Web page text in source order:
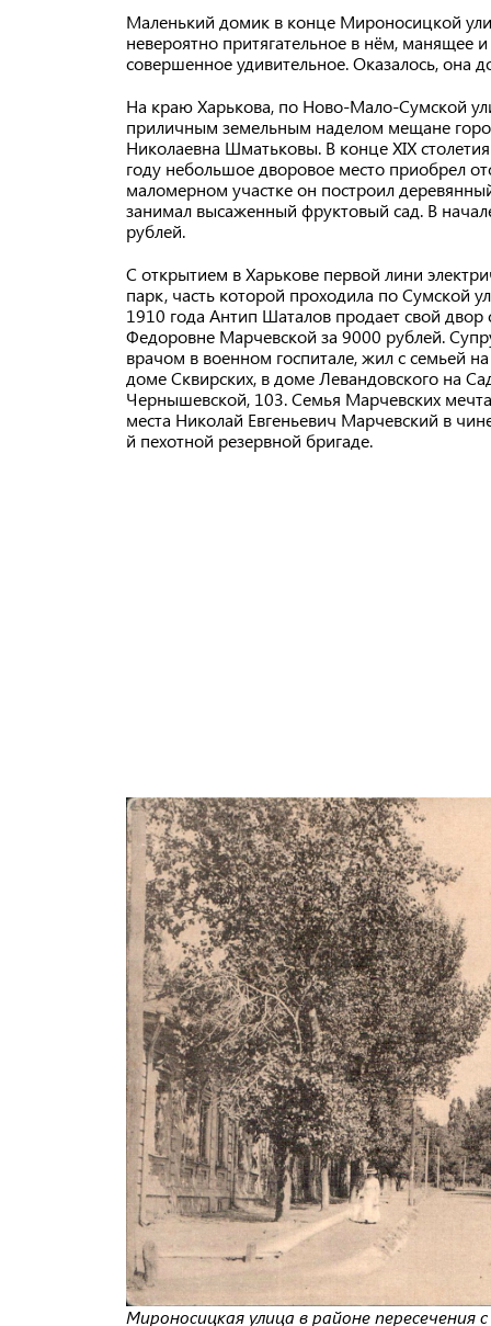
Маленький домик в конце Мироносицкой
невероятно притягательное в нём, манящее
совершенное удивительное. Оказалось, она
На краю Харькова, по Ново-Мало-Сумской
приличным земельным наделом мещане
Николаевна Шматьковы. В конце XIX
году небольшое дворовое место приобрел
маломерном участке он построил
занимал высаженный фруктовый сад. В
рублей.
С открытием в Харькове первой лини
парк, часть которой проходила по Сумской
1910 года Антип Шаталов продает свой двор
Федоровне Марчевской за 9000 рублей.
врачом в военном госпитале, жил с семьей
доме Сквирских, в доме Левандовского на
Чернышевской, 103. Семья Марчевских
места Николай Евгеньевич Марчевский в
й пехотной резервной бригаде.
Мироносицкая улица в районе